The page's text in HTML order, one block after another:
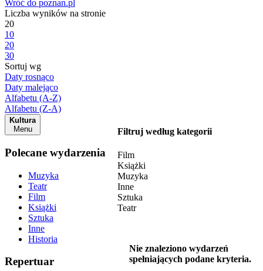
Wróć do poznan.pl
Liczba wyników na stronie
20
10
20
30
Sortuj wg
Daty rosnąco
Daty malejąco
Alfabetu (A-Z)
Alfabetu (Z-A)
Kultura
Menu
Polecane wydarzenia
Muzyka
Teatr
Film
Książki
Sztuka
Inne
Historia
Repertuar
Filtruj według kategorii
Film
Książki
Muzyka
Inne
Sztuka
Teatr
Nie znaleziono wydarzeń
spełniających podane kryteria.